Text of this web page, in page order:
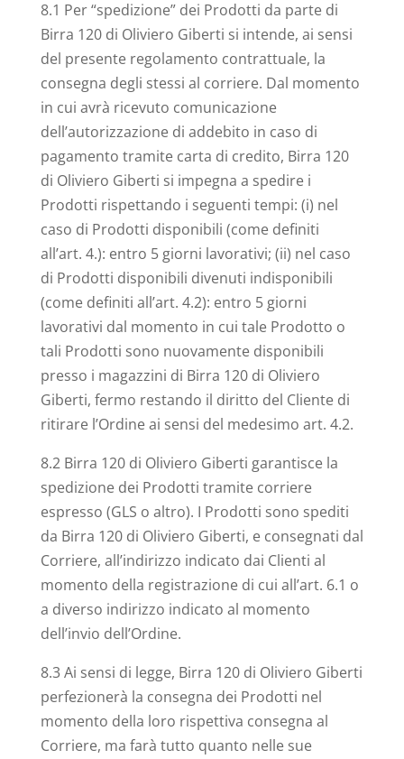
8.1 Per “spedizione” dei Prodotti da parte di
Birra 120 di Oliviero Giberti si intende, ai sensi
del presente regolamento contrattuale, la
consegna degli stessi al corriere. Dal momento
in cui avrà ricevuto comunicazione
dell’autorizzazione di addebito in caso di
pagamento tramite carta di credito, Birra 120
di Oliviero Giberti si impegna a spedire i
Prodotti rispettando i seguenti tempi: (i) nel
caso di Prodotti disponibili (come definiti
all’art. 4.): entro 5 giorni lavorativi; (ii) nel caso
di Prodotti disponibili divenuti indisponibili
(come definiti all’art. 4.2): entro 5 giorni
lavorativi dal momento in cui tale Prodotto o
tali Prodotti sono nuovamente disponibili
presso i magazzini di Birra 120 di Oliviero
Giberti, fermo restando il diritto del Cliente di
ritirare l’Ordine ai sensi del medesimo art. 4.2.
8.2 Birra 120 di Oliviero Giberti garantisce la
spedizione dei Prodotti tramite corriere
espresso (GLS o altro). I Prodotti sono spediti
da Birra 120 di Oliviero Giberti, e consegnati dal
Corriere, all’indirizzo indicato dai Clienti al
momento della registrazione di cui all’art. 6.1 o
a diverso indirizzo indicato al momento
dell’invio dell’Ordine.
8.3 Ai sensi di legge, Birra 120 di Oliviero Giberti
perfezionerà la consegna dei Prodotti nel
momento della loro rispettiva consegna al
Corriere, ma farà tutto quanto nelle sue